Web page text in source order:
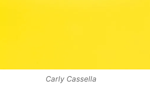
Carly Cassella